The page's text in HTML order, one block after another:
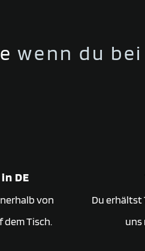
wenn du
DE
von
dem Tisch.
Du erhältst
uns